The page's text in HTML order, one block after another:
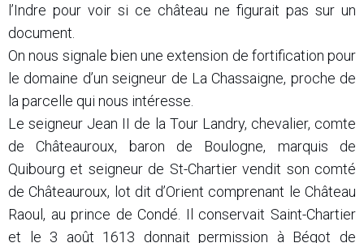
l’Indre pour voir si ce château ne figurait pas sur un
document.
On nous signale bien une extension de fortification pour
le domaine d’un seigneur de La Chassaigne, proche de
la parcelle qui nous intéresse.
Le seigneur Jean II de la Tour Landry, chevalier, comte
de Châteauroux, baron de Boulogne, marquis de
Quibourg et seigneur de St-Chartier vendit son comté
de Châteauroux, lot dit d’Orient comprenant le Château
Raoul, au prince de Condé. Il conservait Saint-Chartier
et le 3 août 1613 donnait permission à Bégot de